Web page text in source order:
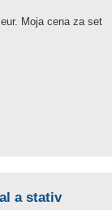
Moja cena za set
a stativ